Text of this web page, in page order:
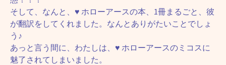
そして、なんと、♥ ホローアースの本、1冊まるごと、彼
が翻訳をしてくれました。なんとありがたいことでしょ
う♪
あっと言う間に、わたしは、♥ ホローアースのミコスに
魅了されてしまいました。